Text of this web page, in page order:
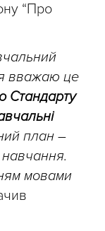
“Про
вважаю це
Стандарту
план –
мовами